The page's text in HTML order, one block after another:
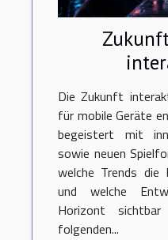
Die Zukunft
für mobile Geräte
begeistert mit
sowie neuen
welche Trends die
und welche
Horizont
folgenden...